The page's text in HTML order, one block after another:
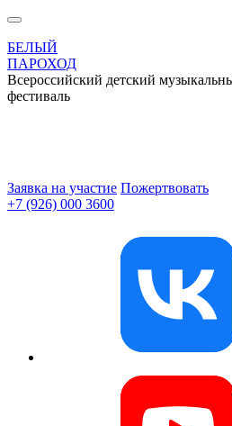
БЕЛЫЙ
ПАРОХОД
Всероссийский детский
фестиваль
Заявка на участие Пожертвовать
+7 (926) 000 3600